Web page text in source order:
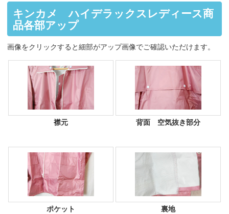
キンカメ ハイデラックスレディース商
品各部アップ
画像をクリックすると細部がアップ画像でご確認いただけます。
襟元 背面 空気抜き部分
ポケット 裏地